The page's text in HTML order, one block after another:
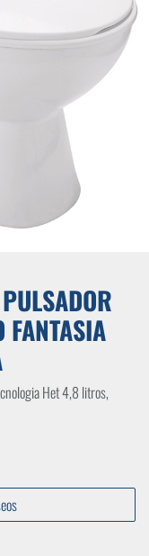
FANTASIA
Het 4,8 litros,